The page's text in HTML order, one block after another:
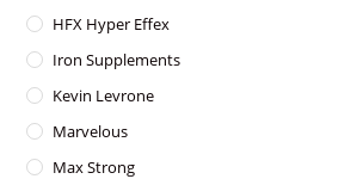
HFX Hyper Effex
Iron Supplements
Kevin Levrone
Marvelous
Max Strong